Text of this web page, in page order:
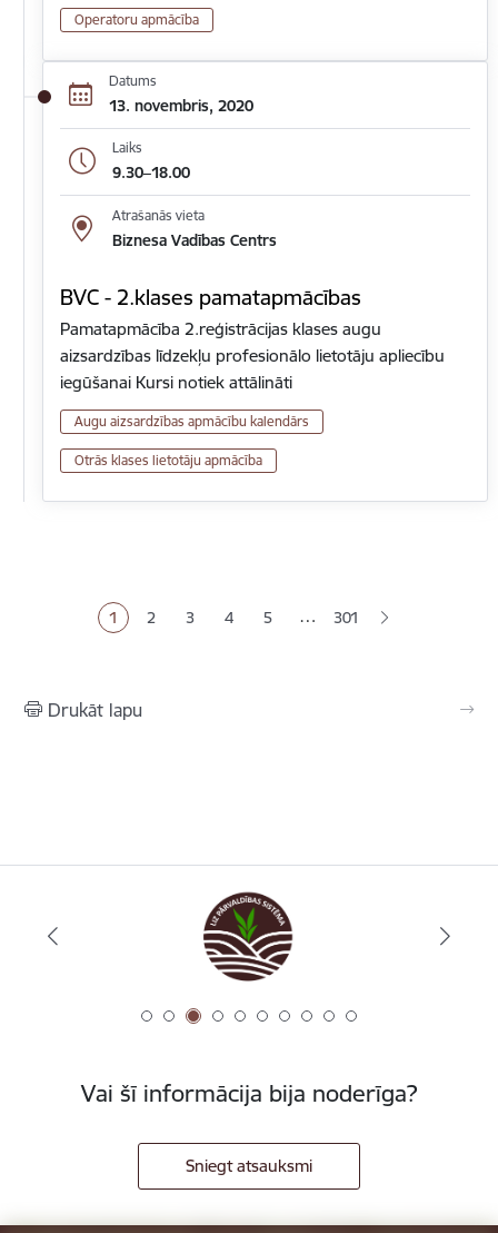
Operatoru apmācība
Datums
13. novembris, 2020
Laiks
9.30–18.00
Atrašanās vieta
Biznesa Vadības Centrs
BVC - 2.klases pamatapmācības
Pamatapmācība 2.reģistrācijas klases augu
aizsardzības līdzekļu profesionālo lietotāju apliecību
iegūšanai Kursi notiek attālināti
Augu aizsardzības apmācību kalendārs
Otrās klases lietotāju apmācība
Pašreizējā lapa
1 Lapa
2 Lapa
3 Lapa
4 Lapa
5 … 301
Drukāt lapu
Vai šī informācija bija noderīga?
Sniegt atsauksmi